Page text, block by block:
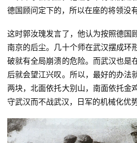
德国顾问定下的，所以在座的将领没
这时郭汝瑰发言了，他认为按照德国
南京的后尘。几十个师在武汉摆成环
破就有全局崩溃的危险。而武汉也是
后就会望江兴叹。所以，最好的办法
两块，北面依托大别山，南面依托金
守武汉而不战武汉，日军的机械化优